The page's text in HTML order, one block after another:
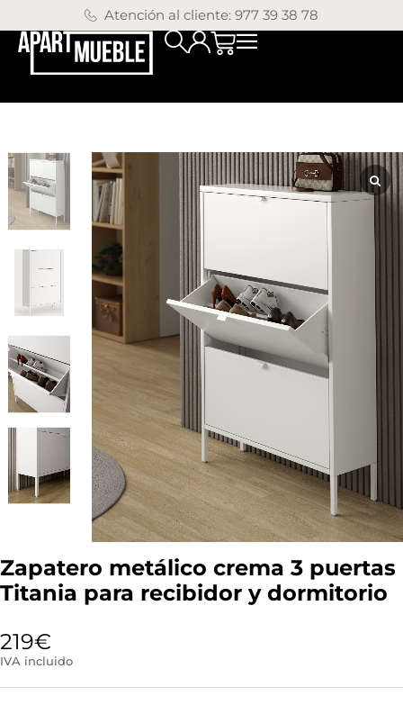
Atención al cliente: 977 39 38 78
Zapatero metálico crema 3 puertas
Titania para recibidor y dormitorio
219€
IVA incluido